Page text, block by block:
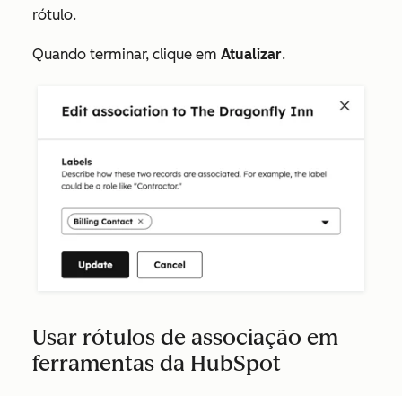
rótulo.
Quando terminar, clique em Atualizar.
Usar rótulos de associação em
ferramentas da HubSpot